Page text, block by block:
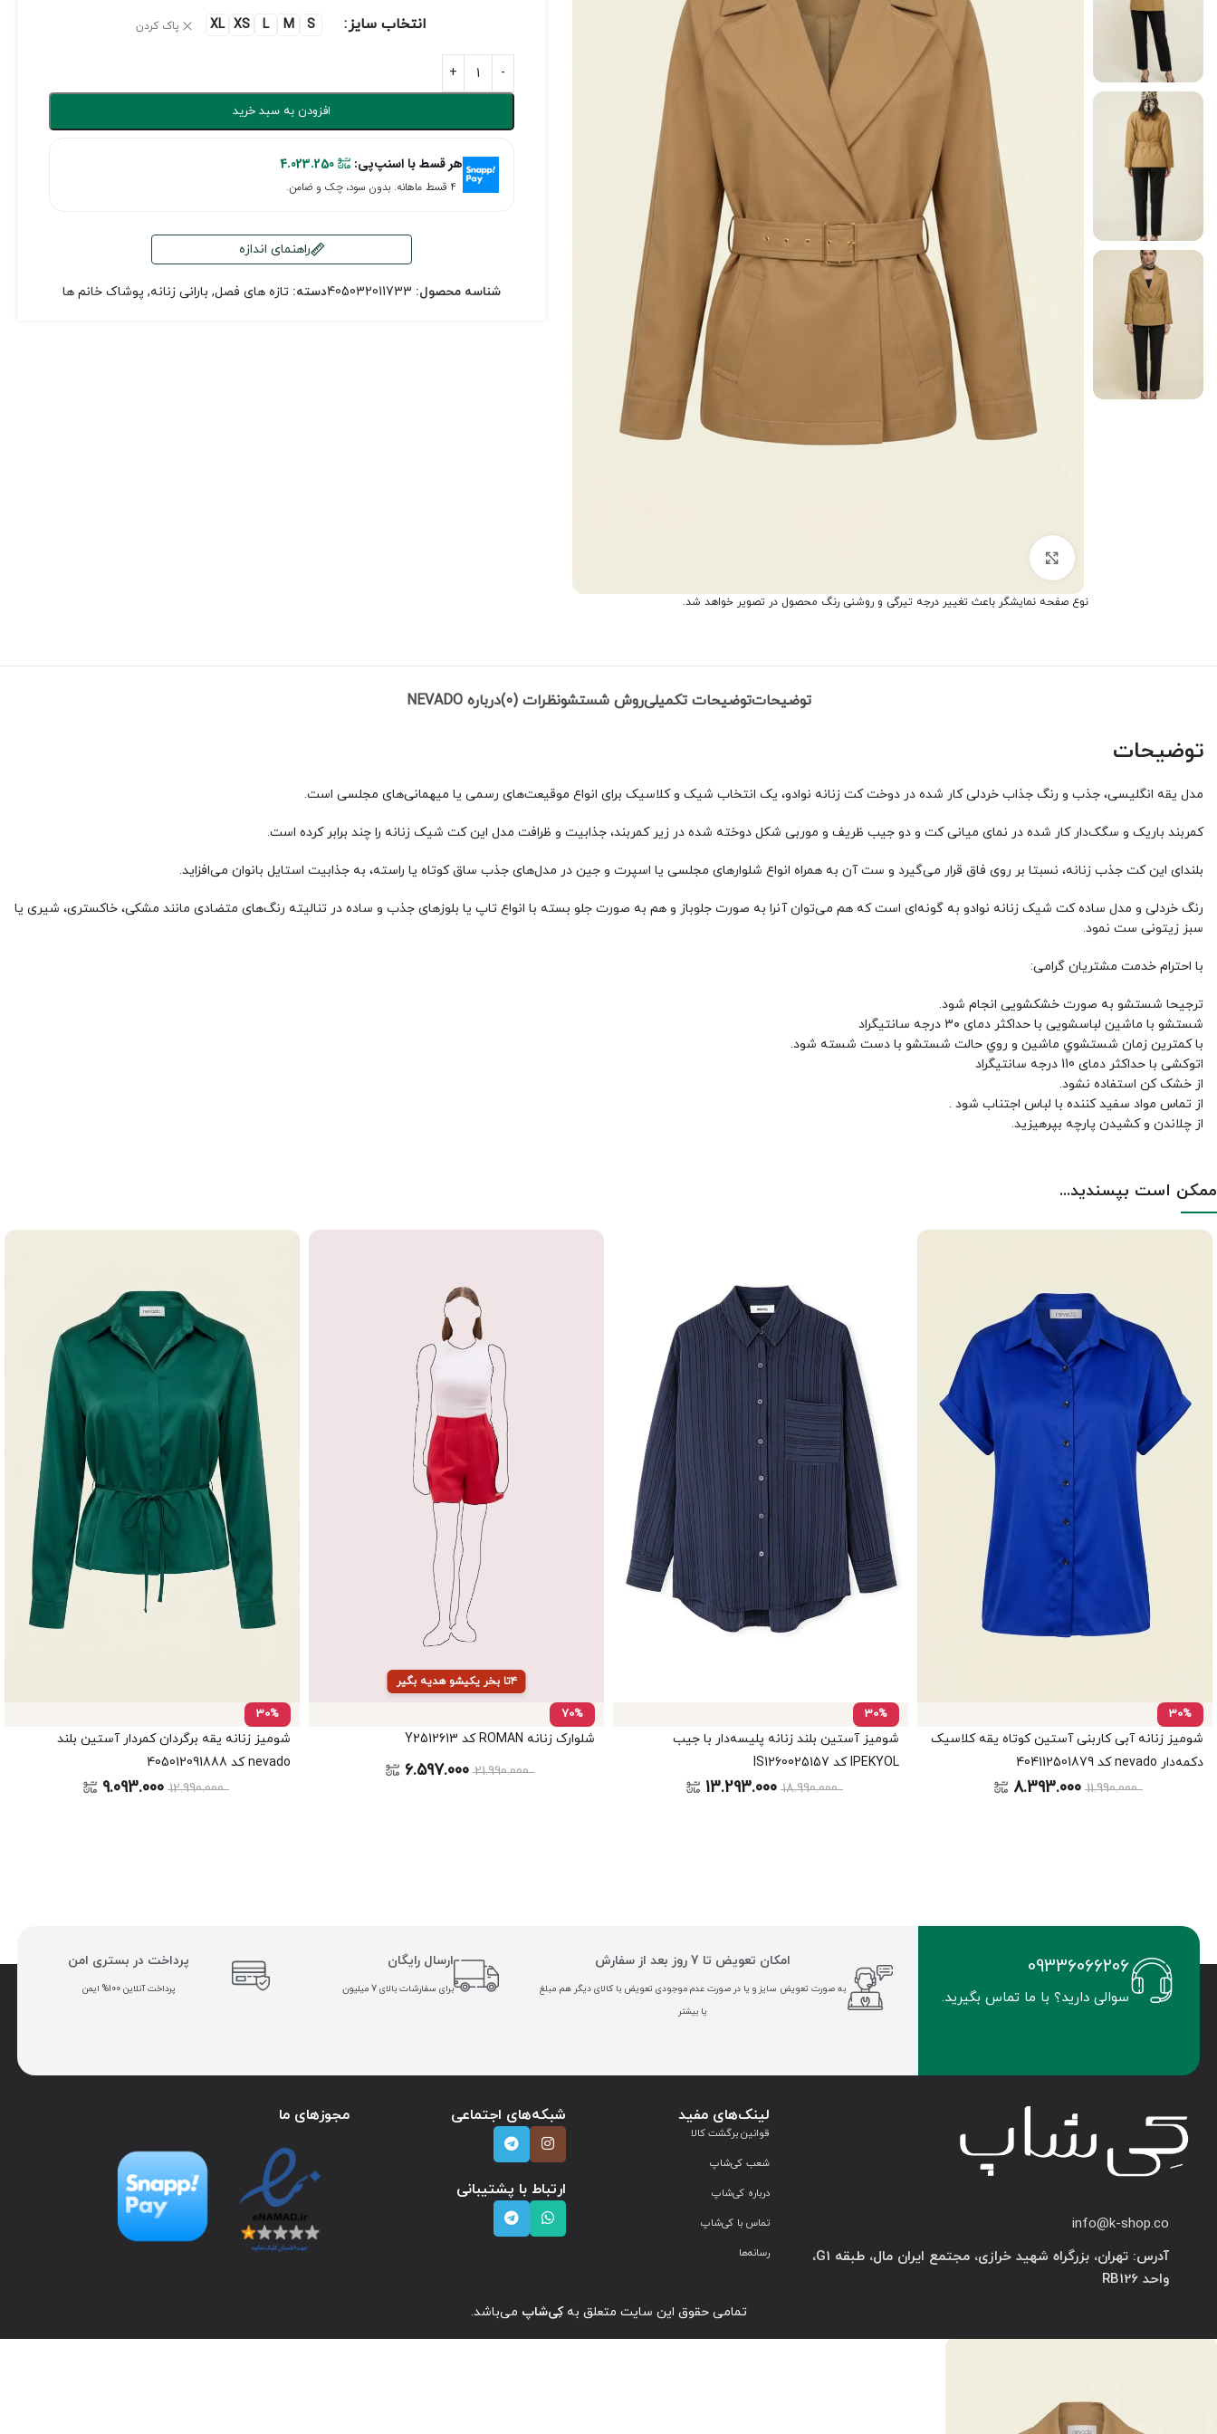
نوع صفحه نمایشگر باعث تغییر درجه تیرگی و روشنی رنگ محصول در تصویر خواهد شد.
انتخاب سایز S
M
L
XS
XL پاک کردن
افزودن به سبد خرید
هر قسط با اسنپ‌پی: 4.023.250
۴ قسط ماهانه. بدون سود، چک و ضامن.
راهنمای اندازه
شناسه محصول: 405032011733دسته: تازه های فصل, بارانی زنانه, پوشاک خانم ها
توضیحاتتوضیحات تکمیلیروش شستشونظرات (0) درباره NEVADO
توضیحات
مدل یقه انگلیسی، جذب و رنگ جذاب خردلی کار شده در دوخت کت زنانه نوادو، یک انتخاب شیک و کلاسیک برای انواع موقیعت‌های رسمی یا میهمانی‌های مجلسی است.
کمربند باریک و سگک‌دار کار شده در نمای میانی کت و دو جیب ظریف و موربی شکل دوخته شده در زیر کمربند، جذابیت و ظرافت مدل این کت شیک زنانه را چند برابر کرده است.
بلندای این کت جذب زنانه، نسبتا بر روی فاق قرار می‌گیرد و ست آن به همراه انواع شلوارهای مجلسی یا اسپرت و جین در مدل‌های جذب ساق کوتاه یا راسته، به جذابیت استایل بانوان می‌افزاید.
رنگ خردلی و مدل ساده کت شیک زنانه نوادو به گونه‌ای است که هم می‌توان آنرا به صورت جلوباز و هم به صورت جلو بسته با انواع تاپ یا بلوزهای جذب و ساده در تنالیته رنگ‌های متضادی مانند مشکی، خاکستری، شیری یا
سبز زیتونی ست نمود.
با احترام خدمت مشتریان گرامی:
ترجیحا شستشو به صورت خشکشویی انجام شود.
شستشو با ماشین لباسشویی با حداکثر دمای ۳۰ درجه سانتیگراد
با کمترين زمان شستشوي ماشين و روي حالت شستشو با دست شسته شود.
اتوکشی با حداکثر دمای 110 درجه سانتیگراد
از خشک کن استفاده نشود.
از تماس مواد سفید کننده با لباس اجتناب شود .
از چلاندن و کشيدن پارچه بپرهيزيد.
ممکن است بپسندید...
30%
شومیز زنانه آبی کاربنی آستین کوتاه یقه کلاسیک
دکمه‌دار nevado کد 404112501879
11.990.000
8.393.000
30%
شومیز آستین بلند زنانه پلیسه‌دار با جیب
IPEKYOL کد IS1260025157
18.990.000
13.293.000
۴تا بخر یکیشو هدیه بگیر
70%
شلوارک زنانه ROMAN کد Y2512613
21.990.000
6.597.000
30%
شومیز زنانه یقه برگردان کمردار آستین بلند
nevado کد 405012091888
12.990.000
9.093.000
09336066206
سوالی دارید؟ با ما تماس بگیرید.
امکان تعویض تا 7 روز بعد از سفارش
به صورت تعویض سایز و یا در صورت عدم موجودی تعویض با کالای دیگر هم مبلغ
یا بیشتر
ارسال رایگان
برای سفارشات بالای 7 میلیون
پرداخت در بستری امن
پرداخت آنلاین 100% ایمن
info@k-shop.co
آدرس: تهران، بزرگراه شهید خرازی، مجتمع ایران مال، طبقه G1،
واحد RB126
لینک‌های مفید
قوانین برگشت کالا
شعب کی‌شاپ
درباره کی‌شاپ
تماس با کی‌شاپ
رسانه‌ها
شبکه‌های اجتماعی
ارتباط با پشتیبانی
مجوزهای ما
تمامی حقوق این سایت متعلق بهکِی‌شاپ می‌باشد.